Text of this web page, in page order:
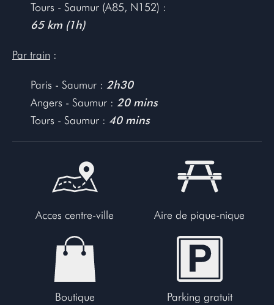
Tours - Saumur (A85, N152) :
65 km (1h)
Par train :
Paris - Saumur : 2h30
Angers - Saumur : 20 mins
Tours - Saumur : 40 mins
Acces centre-ville Aire de pique-nique
Boutique Parking gratuit